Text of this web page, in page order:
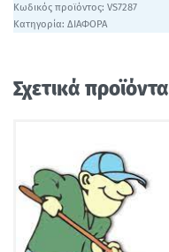
VS7287
Κατηγορία: ΔΙΑΦΟΡΑ
Σχετικά προϊόντα